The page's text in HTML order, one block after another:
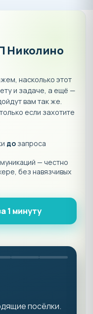
Николино
насколько этот
и задаче, а ещё —
вам так же.
если захотите
до запроса
— честно
без навязчивых
1 минуту
посёлки.